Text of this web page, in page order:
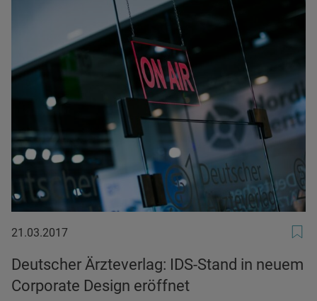
21.03.2017
21.03.2017
Deutscher Ärzteverlag: IDS-Stand in neuem
Corporate Design eröffnet